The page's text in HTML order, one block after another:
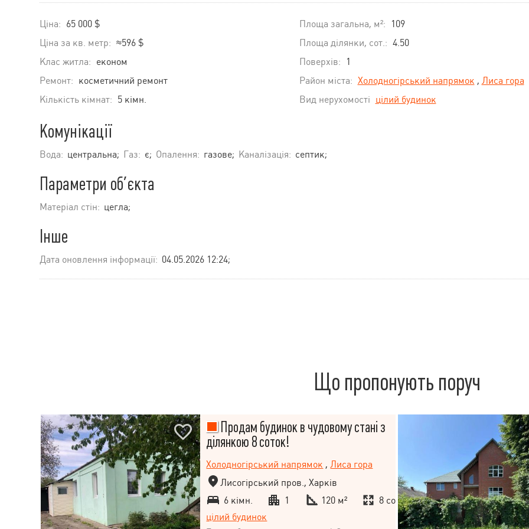
Ціна: 65 000 $
Ціна за кв. метр: ≈596 $
Клас житла: економ
Ремонт: косметичний ремонт
Кількість кімнат: 5 кімн.
Площа загальна, м²:
109
Площа ділянки, сот.: 4.50
Поверхів:
1
Район міста: Холодногірський напрямок , Лиса гора
Вид нерухомості цілий будинок
Комунікації
Вода: центральна; Газ: є; Опалення: газове; Каналізація: септик;
Параметри об’єкта
Матеріал стін: цегла;
Інше
Дата оновлення інформації: 04.05.2026 12:24;
Що пропонують поруч
Продам будинок в чудовому стані з
ділянкою 8 соток!
Холодногірський напрямок ,Лиса гора
Лисогірський пров., Харків
6 кімн.
1 120 м²
8 сот.
цілий будинок